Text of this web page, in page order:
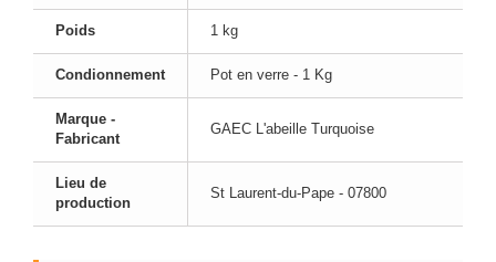
Poids 1 kg
Condionnement Pot en verre - 1 Kg
Marque -
Fabricant
GAEC L'abeille Turquoise
Lieu de
production
St Laurent-du-Pape - 07800